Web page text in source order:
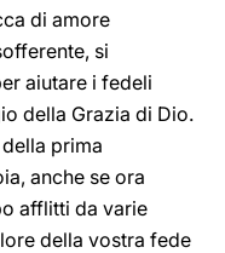
di amore
si
aiutare i fedeli
della Grazia di Dio.
prima
anche se ora
afflitti da varie
della vostra fede